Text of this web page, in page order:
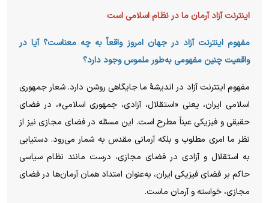
اینترنت آزاد آرمان ما در نظام اسلامی است
مفهوم اینترنت آزاد در جهان امروز واقعاً به چه معناست؟ آیا در
واقعیت چنین مفهومی به‌طور ملموس وجود دارد؟
مفهوم اینترنت آزاد در اندیشهٔ ما جایگاهی روشن دارد. شعار جمهوری
اسلامی ایران، یعنی «استقلال، آزادی، جمهوری اسلامی»، در فضای
حقیقی و فیزیکی عیناً مطرح است. این مسئله در فضای مجازی نیز از
نظر ما امری مطلوب و بلکه آرمانی مقدس به شمار می‌رود. دستیابی
به استقلال و آزادی در فضای مجازی، درست مانند نظام سیاسی
حاکم بر فضای فیزیکی ایران، به‌عنوان امتداد همان آرمان‌ها در فضای
مجازی، خواسته و آرمان ماست.